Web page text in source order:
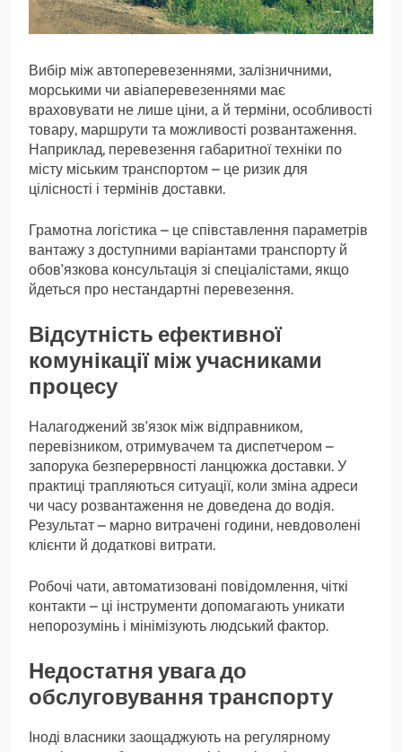
Вибір між автоперевезеннями, залізничними,
морськими чи авіаперевезеннями має
враховувати не лише ціни, а й терміни, особливості
товару, маршрути та можливості розвантаження.
Наприклад, перевезення габаритної техніки по
місту міським транспортом – це ризик для
цілісності і термінів доставки.
Грамотна логістика – це співставлення параметрів
вантажу з доступними варіантами транспорту й
обов’язкова консультація зі спеціалістами, якщо
йдеться про нестандартні перевезення.
Відсутність ефективної
комунікації між учасниками
процесу
Налагоджений зв’язок між відправником,
перевізником, отримувачем та диспетчером –
запорука безперервності ланцюжка доставки. У
практиці трапляються ситуації, коли зміна адреси
чи часу розвантаження не доведена до водія.
Результат – марно витрачені години, невдоволені
клієнти й додаткові витрати.
Робочі чати, автоматизовані повідомлення, чіткі
контакти – ці інструменти допомагають уникати
непорозумінь і мінімізують людський фактор.
Недостатня увага до
обслуговування транспорту
Іноді власники заощаджують на регулярному